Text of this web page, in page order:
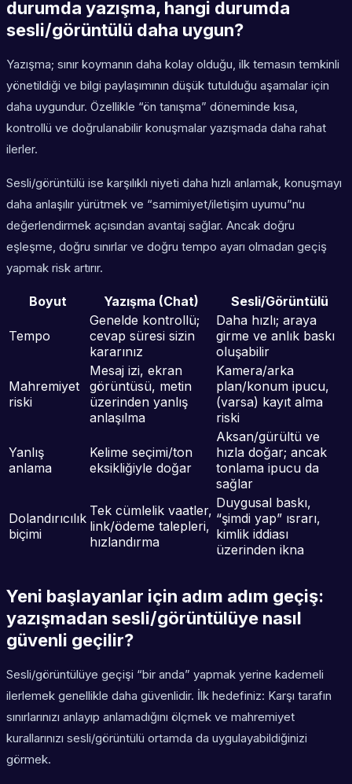
durumda yazışma, hangi durumda
sesli/görüntülü daha uygun?
Yazışma; sınır koymanın daha kolay olduğu, ilk temasın temkinli
yönetildiği ve bilgi paylaşımının düşük tutulduğu aşamalar için
daha uygundur. Özellikle “ön tanışma” döneminde kısa,
kontrollü ve doğrulanabilir konuşmalar yazışmada daha rahat
ilerler.
Sesli/görüntülü ise karşılıklı niyeti daha hızlı anlamak, konuşmayı
daha anlaşılır yürütmek ve “samimiyet/iletişim uyumu”nu
değerlendirmek açısından avantaj sağlar. Ancak doğru
eşleşme, doğru sınırlar ve doğru tempo ayarı olmadan geçiş
yapmak risk artırır.
Boyut Yazışma (Chat) Sesli/Görüntülü
Tempo
Genelde kontrollü;
cevap süresi sizin
kararınız
Daha hızlı; araya
girme ve anlık baskı
oluşabilir
Mahremiyet
riski
Mesaj izi, ekran
görüntüsü, metin
üzerinden yanlış
anlaşılma
Kamera/arka
plan/konum ipucu,
(varsa) kayıt alma
riski
Yanlış
anlama
Kelime seçimi/ton
eksikliğiyle doğar
Aksan/gürültü ve
hızla doğar; ancak
tonlama ipucu da
sağlar
Dolandırıcılık
biçimi
Tek cümlelik vaatler,
link/ödeme talepleri,
hızlandırma
Duygusal baskı,
“şimdi yap” ısrarı,
kimlik iddiası
üzerinden ikna
Yeni başlayanlar için adım adım geçiş:
yazışmadan sesli/görüntülüye nasıl
güvenli geçilir?
Sesli/görüntülüye geçişi “bir anda” yapmak yerine kademeli
ilerlemek genellikle daha güvenlidir. İlk hedefiniz: Karşı tarafın
sınırlarınızı anlayıp anlamadığını ölçmek ve mahremiyet
kurallarınızı sesli/görüntülü ortamda da uygulayabildiğinizi
görmek.